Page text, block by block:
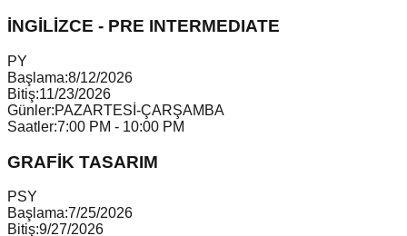
İNGİLİZCE - PRE INTERMEDIATE
PY
Başlama:8/12/2026
Bitiş:11/23/2026
Günler:PAZARTESİ-ÇARŞAMBA
Saatler:7:00 PM - 10:00 PM
GRAFİK TASARIM
PSY
Başlama:7/25/2026
Bitiş:9/27/2026